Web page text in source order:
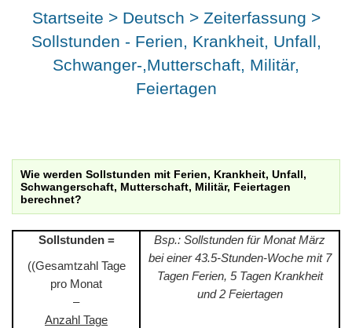
Startseite > Deutsch > Zeiterfassung >
Sollstunden - Ferien, Krankheit, Unfall,
Schwanger-,Mutterschaft, Militär,
Feiertagen
Wie werden Sollstunden mit Ferien, Krankheit, Unfall,
Schwangerschaft, Mutterschaft, Militär, Feiertagen
berechnet?
Sollstunden =
((Gesamtzahl Tage
pro Monat
–
Anzahl Tage
Bsp.: Sollstunden für Monat März
bei einer 43.5-Stunden-Woche mit 7
Tagen Ferien, 5 Tagen Krankheit
und 2 Feiertagen